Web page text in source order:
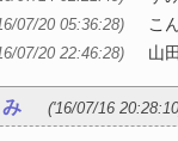
07/20 05:36:28) こ
07/20 22:46:28) 山
('16/07/16